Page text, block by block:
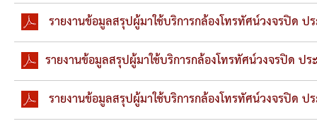
ข้อมูลการเลือกตั้ง
นโยบายคุ้มครองข้อมูลส่วนบุคคล
ผลงาน
รายงานข้อมูลสรุปผู้มาใช้บริการกล้องโทรทัศน์วงจรปิด
รายงานข้อมูลสรุปผู้มาใช้บริการกล้องโทรทัศน์วงจรปิด ป
รายงานข้อมูลสรุปผู้มาใช้บริการกล้องโทรทัศน์วงจรปิด